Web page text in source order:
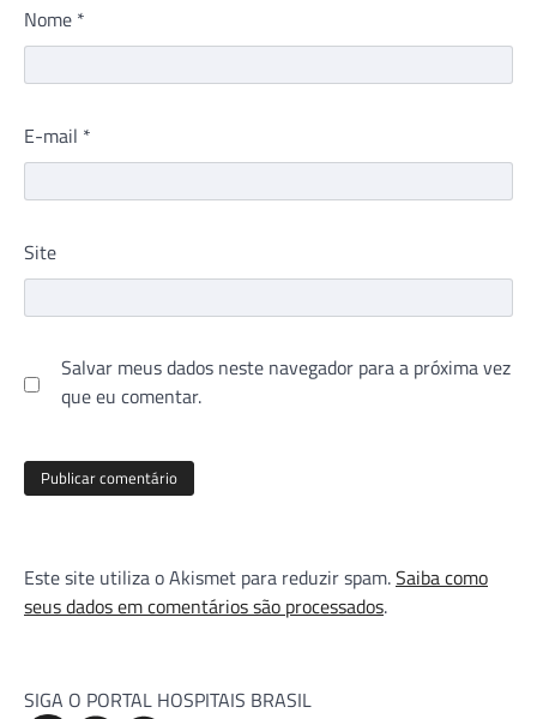
Nome *
E-mail *
Site
Salvar meus dados neste navegador para a próxima vez
que eu comentar.
Este site utiliza o Akismet para reduzir spam.Saiba como
seus dados em comentários são processados.
SIGA O PORTAL HOSPITAIS BRASIL